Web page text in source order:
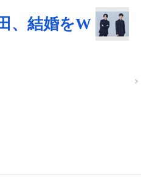
、結婚をW